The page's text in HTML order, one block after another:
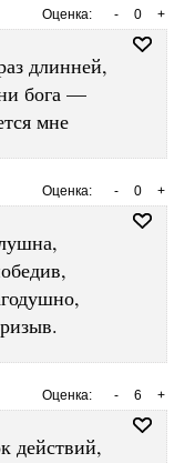
Оценка: +
0
-
длинней,
бога —
мне
Оценка: +
0
-
Оценка: +
6
-
действий,